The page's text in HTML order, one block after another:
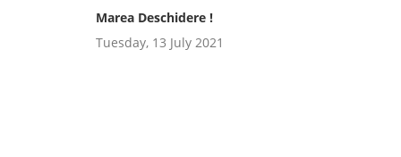
Marea Deschidere !
Tuesday, 13 July 2021